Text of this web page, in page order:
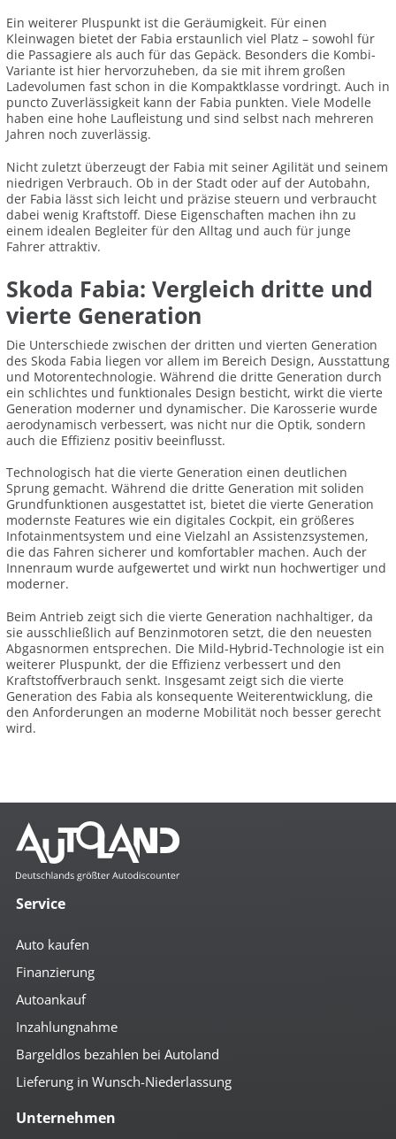
Ein weiterer Pluspunkt ist die Geräumigkeit. Für einen
Kleinwagen bietet der Fabia erstaunlich viel Platz – sowohl für
die Passagiere als auch für das Gepäck. Besonders die Kombi-
Variante ist hier hervorzuheben, da sie mit ihrem großen
Ladevolumen fast schon in die Kompaktklasse vordringt. Auch in
puncto Zuverlässigkeit kann der Fabia punkten. Viele Modelle
haben eine hohe Laufleistung und sind selbst nach mehreren
Jahren noch zuverlässig.
Nicht zuletzt überzeugt der Fabia mit seiner Agilität und seinem
niedrigen Verbrauch. Ob in der Stadt oder auf der Autobahn,
der Fabia lässt sich leicht und präzise steuern und verbraucht
dabei wenig Kraftstoff. Diese Eigenschaften machen ihn zu
einem idealen Begleiter für den Alltag und auch für junge
Fahrer attraktiv.
Skoda Fabia: Vergleich dritte und
vierte Generation
Die Unterschiede zwischen der dritten und vierten Generation
des Skoda Fabia liegen vor allem im Bereich Design, Ausstattung
und Motorentechnologie. Während die dritte Generation durch
ein schlichtes und funktionales Design besticht, wirkt die vierte
Generation moderner und dynamischer. Die Karosserie wurde
aerodynamisch verbessert, was nicht nur die Optik, sondern
auch die Effizienz positiv beeinflusst.
Technologisch hat die vierte Generation einen deutlichen
Sprung gemacht. Während die dritte Generation mit soliden
Grundfunktionen ausgestattet ist, bietet die vierte Generation
modernste Features wie ein digitales Cockpit, ein größeres
Infotainmentsystem und eine Vielzahl an Assistenzsystemen,
die das Fahren sicherer und komfortabler machen. Auch der
Innenraum wurde aufgewertet und wirkt nun hochwertiger und
moderner.
Beim Antrieb zeigt sich die vierte Generation nachhaltiger, da
sie ausschließlich auf Benzinmotoren setzt, die den neuesten
Abgasnormen entsprechen. Die Mild-Hybrid-Technologie ist ein
weiterer Pluspunkt, der die Effizienz verbessert und den
Kraftstoffverbrauch senkt. Insgesamt zeigt sich die vierte
Generation des Fabia als konsequente Weiterentwicklung, die
den Anforderungen an moderne Mobilität noch besser gerecht
wird.
Service
Auto kaufen
Finanzierung
Autoankauf
Inzahlungnahme
Bargeldlos bezahlen bei Autoland
Lieferung in Wunsch-Niederlassung
Unternehmen